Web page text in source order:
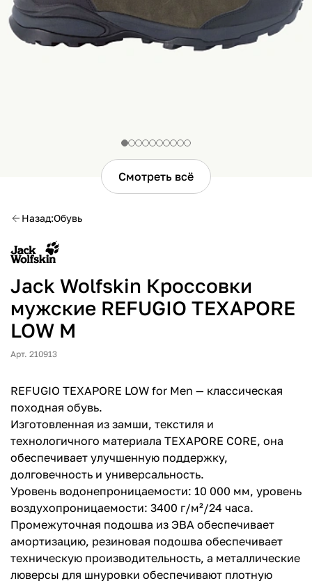
Смотреть всё
Назад Обувь
Jack Wolfskin Кроссовки
мужские REFUGIO TEXAPORE
LOW M
Арт. 210913
REFUGIO TEXAPORE LOW for Men — классическая
походная обувь.
Изготовленная из замши, текстиля и
технологичного материала TEXAPORE CORE, она
обеспечивает улучшенную поддержку,
долговечность и универсальность.
Уровень водонепроницаемости: 10 000 мм, уровень
воздухопроницаемости: 3400 г/м²/24 часа.
Промежуточная подошва из ЭВА обеспечивает
амортизацию, резиновая подошва обеспечивает
техническую производительность, а металлические
люверсы для шнуровки обеспечивают плотную